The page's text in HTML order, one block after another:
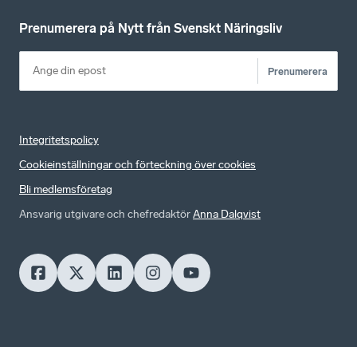
Prenumerera på Nytt från Svenskt Näringsliv
Prenumerera
Integritetspolicy
Cookieinställningar och förteckning över cookies
Bli medlemsföretag
Ansvarig utgivare och chefredaktörAnna Dalqvist